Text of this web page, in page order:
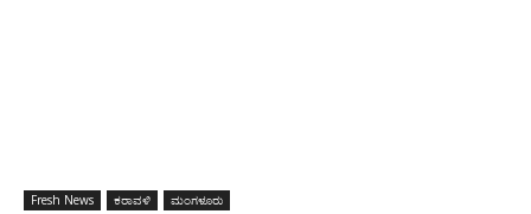
Fresh News ಕರಾವಳಿ ಮಂಗಳೂರು